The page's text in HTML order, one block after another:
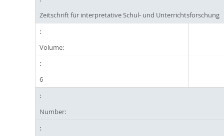
Zeitschrift für interpretative Schul- und Unterrichtsforschung
Volume:
6
Number: